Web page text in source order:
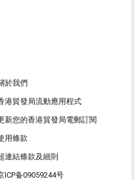
於我們
港貿發局流動應用程式
新您的香港貿發局電郵訂閱
用條款
連結條款及細則
ICP备09059244号